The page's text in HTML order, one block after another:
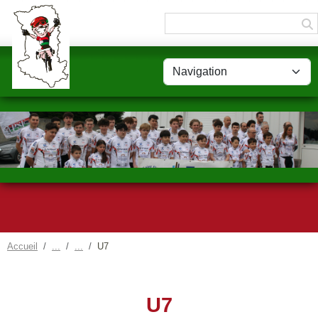
Accueil U7
U7
Panneau de gestion des cookies